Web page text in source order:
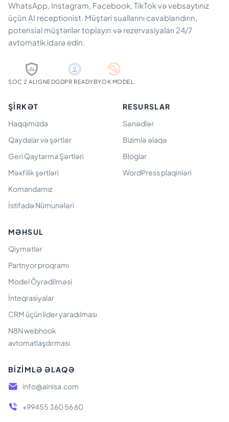
WhatsApp, Instagram, Facebook, TikTok və vebsaytınız
üçün AI receptionist. Müştəri suallarını cavablandırın,
potensial müştərilər toplayın və rezervasiyaları 24/7
avtomatik idarə edin.
SOC 2 ALIGNEDGDPR READYBYOK MODEL
ŞIRKƏT
Haqqımızda
Qaydalar və şərtlər
Geri Qaytarma Şərtləri
Məxfilik şərtləri
Komandamız
İstifadə Nümunələri
RESURSLAR
Sənədlər
Bizimlə əlaqə
Bloglar
WordPress plaqinləri
MƏHSUL
Qiymətlər
Partnyor proqramı
Model Öyrədilməsi
İnteqrasiyalar
CRM üçün lider yaradılması
N8N webhook
avtomatlaşdırması
BIZIMLƏ ƏLAQƏ
info@ainisa.com
+99455 360 56 60